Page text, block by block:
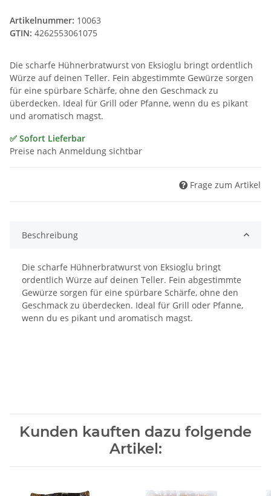
Artikelnummer: 10063
GTIN: 4262553061075
Die scharfe Hühnerbratwurst von Eksioglu bringt ordentlich
Würze auf deinen Teller. Fein abgestimmte Gewürze sorgen
für eine spürbare Schärfe, ohne den Geschmack zu
überdecken. Ideal für Grill oder Pfanne, wenn du es pikant
und aromatisch magst.
✅ Sofort Lieferbar
Preise nach Anmeldung sichtbar
Frage zum Artikel
Beschreibung
Die scharfe Hühnerbratwurst von Eksioglu bringt
ordentlich Würze auf deinen Teller. Fein abgestimmte
Gewürze sorgen für eine spürbare Schärfe, ohne den
Geschmack zu überdecken. Ideal für Grill oder Pfanne,
wenn du es pikant und aromatisch magst.
Kunden kauften dazu folgende
Artikel: